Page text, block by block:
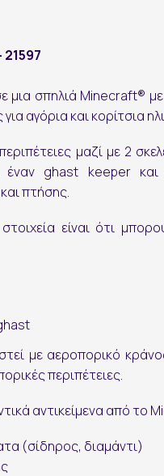
σπηλιά Minecraft®
αγόρια και κορίτσια
μαζί με 2
ghast keeper
πτήσης.
είναι ότι
με αεροπορικό
περιπέτειες.
αντικείμενα από το
(σίδηρος, διαμάντι)